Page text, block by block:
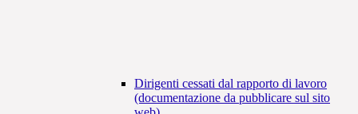
Dirigenti cessati dal rapporto di lavoro
(documentazione da pubblicare sul sito